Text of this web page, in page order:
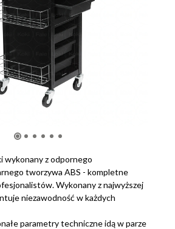
wykonany z odpornego
tworzywa ABS - kompletne
Wykonany z najwyższej
niezawodność w każdych
parametry techniczne idą w parze